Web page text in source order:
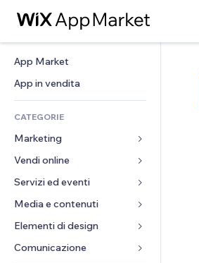
App Market
App in vendita
CATEGORIE
Marketing
Inserzioni
Mobile
Dati analitici
Vendi online
App per Stores
Spedizione e consegna
Tasti Vendi
Servizi ed eventi
Hotel
Eventi
Ristoranti
Media e contenuti
Galleria
Musica
Elementi di design
Mappe e navigazione